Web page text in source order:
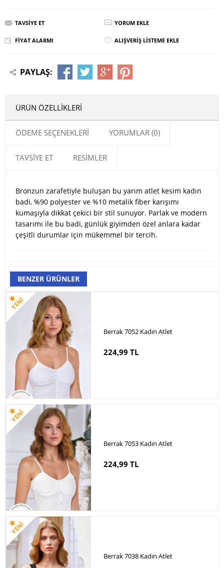
TAVSIYE ET YORUM EKLE
FIYAT ALARMI ALIŞVERIŞ LISTEME EKLE
PAYLAŞ:
ÜRÜN ÖZELLIKLERI
ÖDEME SEÇENEKLERI YORUMLAR (0)
TAVSIYE ET RESIMLER
Bronzun zarafetiyle buluşan bu yarım atlet kesim kadın
badi, %90 polyester ve %10 metalik fiber karışımı
kumaşıyla dikkat çekici bir stil sunuyor. Parlak ve modern
tasarımı ile bu badi, günlük giyimden özel anlara kadar
çeşitli durumlar için mükemmel bir tercih.
BENZER ÜRÜNLER
Berrak 7052 Kadın Atlet
224,99 TL
Berrak 7053 Kadın Atlet
224,99 TL
Berrak 7038 Kadın Atlet